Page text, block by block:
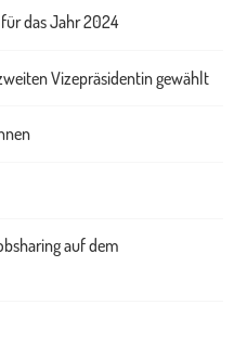
das Jahr 2024
Vizepräsidentin gewählt
auf dem